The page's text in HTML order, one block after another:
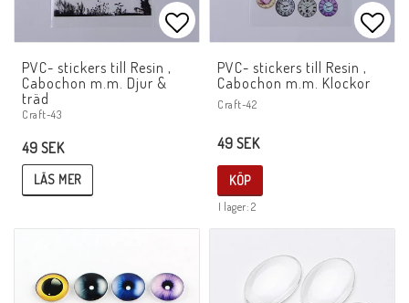
Lägg till i favoritlistan
PVC- stickers till Resin ,
Cabochon m.m. Djur &
träd
Craft-43
49 SEK
LÄS MER
PVC- stickers till Resin ,
Cabochon m.m. Klockor
Craft-42
49 SEK
I lager: 2
KÖP